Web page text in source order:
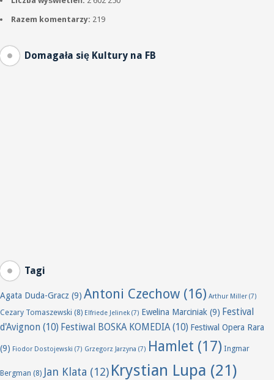
Razem komentarzy: 219
Domagała się Kultury na FB
Tagi
Agata Duda-Gracz (9) Antoni Czechow (16) Arthur Miller (7)
Cezary Tomaszewski (8) Elfriede Jelinek (7) Ewelina Marciniak (9) Festival
d'Avignon (10) Festiwal BOSKA KOMEDIA (10) Festiwal Opera Rara
(9) Fiodor Dostojewski (7) Grzegorz Jarzyna (7) Hamlet (17) Ingmar
Bergman (8) Jan Klata (12) Krystian Lupa (21)